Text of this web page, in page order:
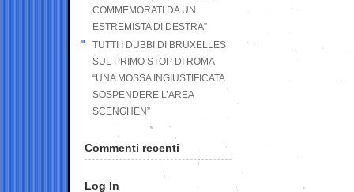
COMMEMORATI DA UN
ESTREMISTA DI DESTRA”
TUTTI I DUBBI DI BRUXELLES
SUL PRIMO STOP DI ROMA
“UNA MOSSA INGIUSTIFICATA
SOSPENDERE L’AREA
SCENGHEN”
Commenti recenti
Log In